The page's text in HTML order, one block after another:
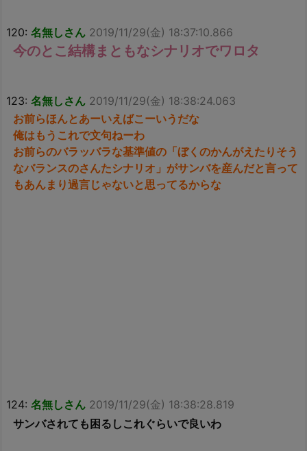
120: 名無しさん 2019/11/29(金) 18:37:10.866
今のとこ結構まともなシナリオでワロタ
123: 名無しさん 2019/11/29(金) 18:38:24.063
お前らほんとあーいえばこーいうだな
俺はもうこれで文句ねーわ
お前らのバラッバラな基準値の「ぼくのかんがえたりそう
なバランスのさんたシナリオ」がサンバを産んだと言って
もあんまり過言じゃないと思ってるからな
124: 名無しさん 2019/11/29(金) 18:38:28.819
サンバされても困るしこれぐらいで良いわ